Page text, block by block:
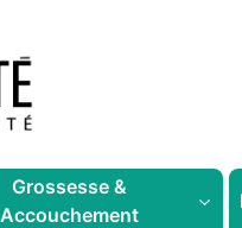
Grossesse &
Accouchement